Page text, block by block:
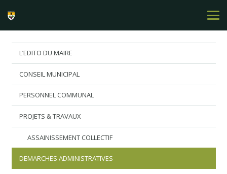
L’EDITO DU MAIRE
CONSEIL MUNICIPAL
PERSONNEL COMMUNAL
PROJETS & TRAVAUX
ASSAINISSEMENT COLLECTIF
DEMARCHES ADMINISTRATIVES